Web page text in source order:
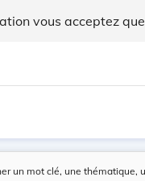
vous acceptez